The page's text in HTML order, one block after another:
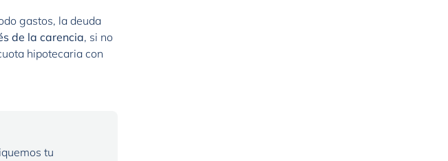
gastos, la deuda
de la carencia, si no
hipotecaria con
tu